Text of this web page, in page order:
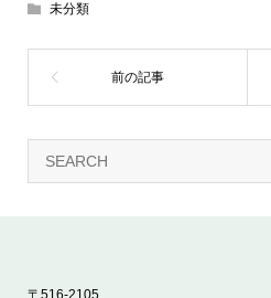
未分類
〒516-2105